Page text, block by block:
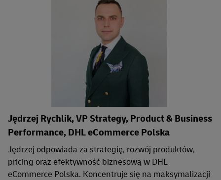
Jędrzej Rychlik, VP Strategy, Product & Business
Performance, DHL eCommerce Polska
Jędrzej odpowiada za strategię, rozwój produktów,
pricing oraz efektywność biznesową w DHL
eCommerce Polska. Koncentruje się na maksymalizacji